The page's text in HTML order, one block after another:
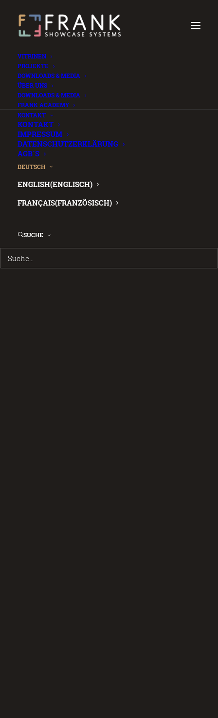
VITRINEN
PROJEKTE
DOWNLOADS & MEDIA
ÜBER UNS
DOWNLOADS & MEDIA
FRANK ACADEMY
.KONTAKT
KONTAKT
IMPRESSUM
DATENSCHUTZERKLÄRUNG
AGB´S
DEUTSCH
ENGLISH(ENGLISCH)
FRANÇAIS(FRANZÖSISCH)
SUCHE